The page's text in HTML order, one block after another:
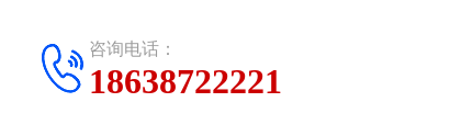
咨询电话：
18638722221